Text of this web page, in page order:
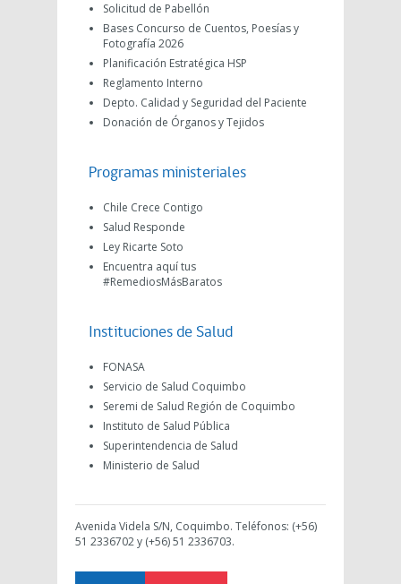
Solicitud de Pabellón
Bases Concurso de Cuentos, Poesías y
Fotografía 2026
Planificación Estratégica HSP
Reglamento Interno
Depto. Calidad y Seguridad del Paciente
Donación de Órganos y Tejidos
Programas ministeriales
Chile Crece Contigo
Salud Responde
Ley Ricarte Soto
Encuentra aquí tus
#RemediosMásBaratos
Instituciones de Salud
FONASA
Servicio de Salud Coquimbo
Seremi de Salud Región de Coquimbo
Instituto de Salud Pública
Superintendencia de Salud
Ministerio de Salud
Avenida Videla S/N, Coquimbo. Teléfonos: (+56)
51 2336702 y (+56) 51 2336703.